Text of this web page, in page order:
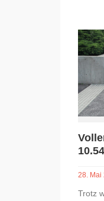
28. Mai
Trotz